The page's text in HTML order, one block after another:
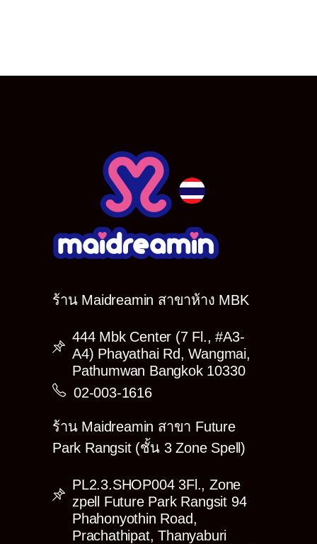
ร้าน Maidreamin สาขาห้าง MBK
444 Mbk Center (7 Fl., #A3-
A4) Phayathai Rd, Wangmai,
Pathumwan Bangkok 10330
02-003-1616
ร้าน Maidreamin สาขา Future
Park Rangsit (ชั้น 3 Zone Spell)
PL2.3.SHOP004 3Fl., Zone
zpell Future Park Rangsit 94
Phahonyothin Road,
Prachathipat, Thanyaburi